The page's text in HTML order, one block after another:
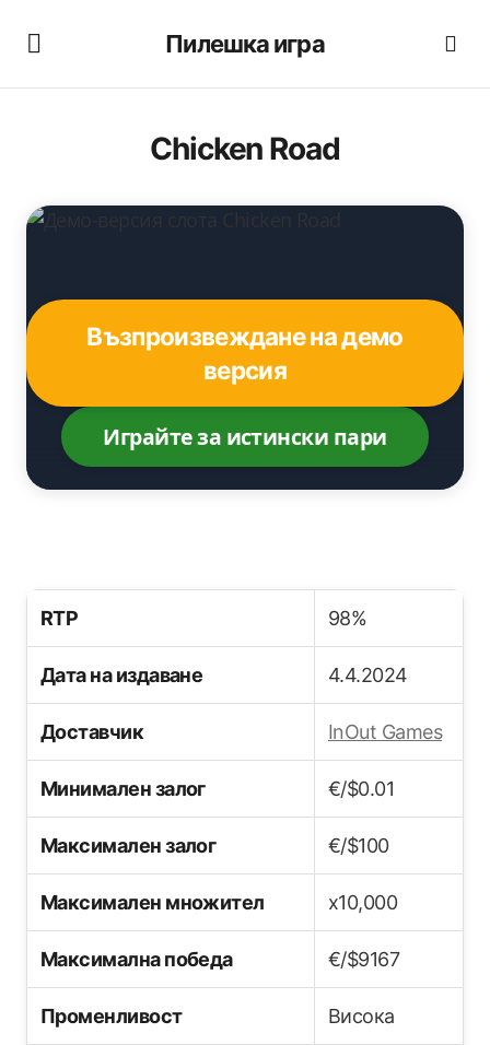
Пилешка игра
Chicken Road
Възпроизвеждане на демо
версия
Играйте за истински пари
RTP 98%
Дата на издаване 4.4.2024
Доставчик InOut Games
Минимален залог €/$0.01
Максимален залог €/$100
Максимален множител x10,000
Максимална победа €/$9167
Променливост Висока